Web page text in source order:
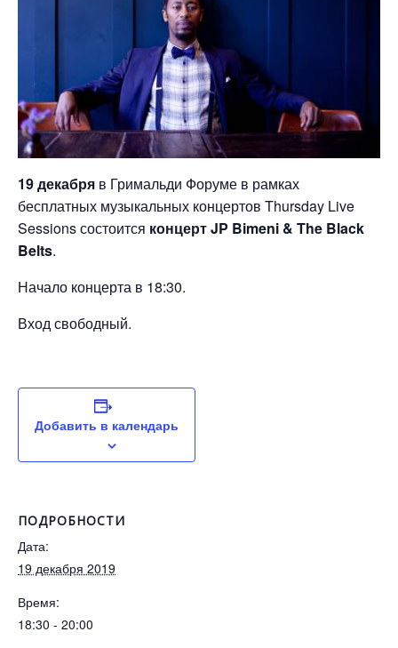
19 декабря в Гримальди Форуме в рамках
бесплатных музыкальных концертов Thursday Live
Sessions состоится концерт JP Bimeni & The Black
Belts.
Начало концерта в 18:30.
Вход свободный.
Добавить в календарь
ПОДРОБНОСТИ
Дата:
19 декабря 2019
Время:
18:30 - 20:00